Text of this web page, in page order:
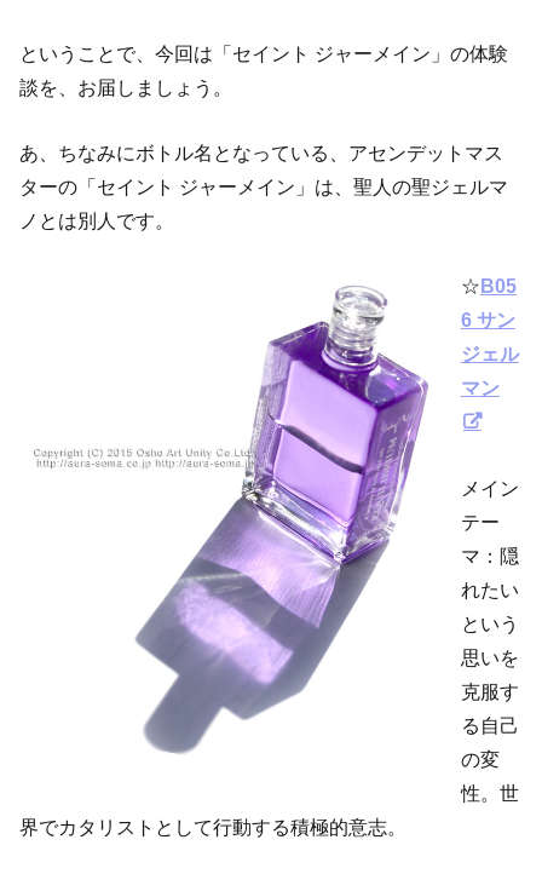
ということで、今回は「セイント ジャーメイン」の体験
談を、お届しましょう。
あ、ちなみにボトル名となっている、アセンデットマス
ターの「セイント ジャーメイン」は、聖人の聖ジェルマ
ノとは別人です。
☆ B05
6 サン
ジェル
マン
メイン
テー
マ：隠
れたい
という
思いを
克服す
る自己
の変
性。世
界でカタリストとして行動する積極的意志。